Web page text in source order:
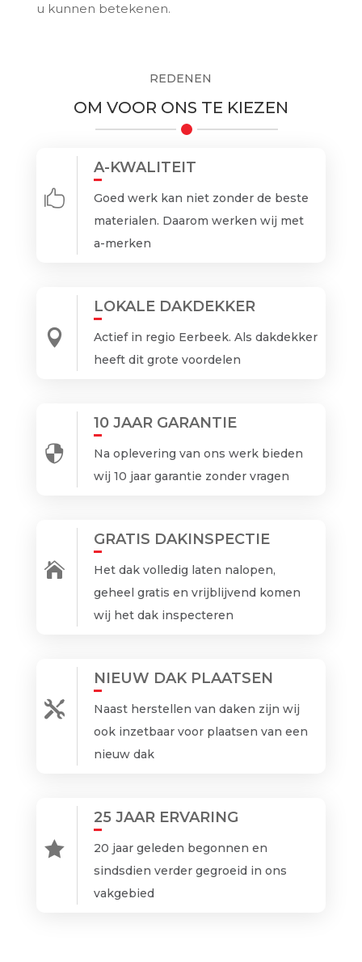
u kunnen betekenen.
REDENEN
OM VOOR ONS TE KIEZEN

A-KWALITEIT
Goed werk kan niet zonder de beste
materialen. Daarom werken wij met
a-merken

LOKALE DAKDEKKER
Actief in regio Eerbeek. Als dakdekker
heeft dit grote voordelen

10 JAAR GARANTIE
Na oplevering van ons werk bieden
wij 10 jaar garantie zonder vragen

GRATIS DAKINSPECTIE
Het dak volledig laten nalopen,
geheel gratis en vrijblijvend komen
wij het dak inspecteren

NIEUW DAK PLAATSEN
Naast herstellen van daken zijn wij
ook inzetbaar voor plaatsen van een
nieuw dak

25 JAAR ERVARING
20 jaar geleden begonnen en
sindsdien verder gegroeid in ons
vakgebied